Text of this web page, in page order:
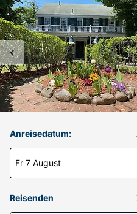
Anreisedatum:
Fr 7 August
Reisenden